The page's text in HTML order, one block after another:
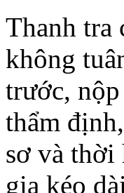
Thanh tra
không
trước,
thẩm
sơ và thời
gia kéo